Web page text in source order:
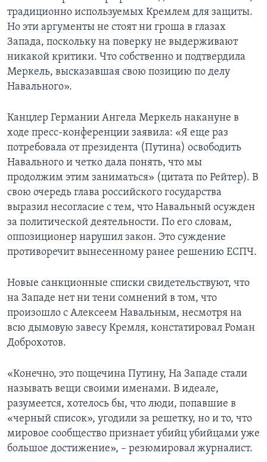
традиционно используемых Кремлем для защиты.
Но эти аргументы не стоят ни гроша в глазах
Запада, поскольку на поверку не выдерживают
никакой критики. Что собственно и подтвердила
Меркель, высказавшая свою позицию по делу
Навального».
Канцлер Германии Ангела Меркель накануне в
ходе пресс-конференции заявила: «Я еще раз
потребовала от президента (Путина) освободить
Навального и четко дала понять, что мы
продолжим этим заниматься» (цитата по Рейтер). В
свою очередь глава российского государства
выразил несогласие с тем, что Навальный осужден
за политической деятельности. По его словам,
оппозиционер нарушил закон. Это суждение
противоречит вынесенному ранее решению ЕСПЧ.
Новые санкционные списки свидетельствуют, что
на Западе нет ни тени сомнений в том, что
произошло с Алексеем Навальным, несмотря на
всю дымовую завесу Кремля, констатировал Роман
Доброхотов.
«Конечно, это пощечина Путину, На Западе стали
называть вещи своими именами. В идеале,
разумеется, хотелось бы, что люди, попавшие в
«черный список», угодили за решетку, но и то, что
мировое сообщество признает убийц убийцами уже
большое достижение», – резюмировал журналист.